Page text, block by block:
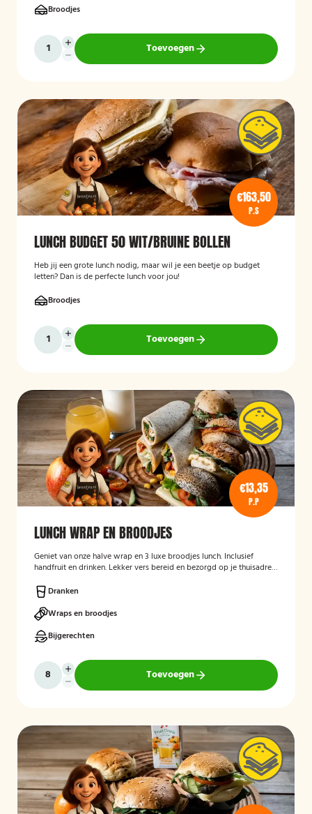
Broodjes
Toevoegen
€163,50
P.S
LUNCH BUDGET 50 WIT/BRUINE BOLLEN
Heb jij een grote lunch nodig, maar wil je een beetje op budget
letten? Dan is de perfecte lunch voor jou!
Broodjes
Toevoegen
€13,35
P.P
LUNCH WRAP EN BROODJES
Geniet van onze halve wrap en 3 luxe broodjes lunch. Inclusief
handfruit en drinken. Lekker vers bereid en bezorgd op je thuisadres
Dranken
Wraps en broodjes
Bijgerechten
Toevoegen